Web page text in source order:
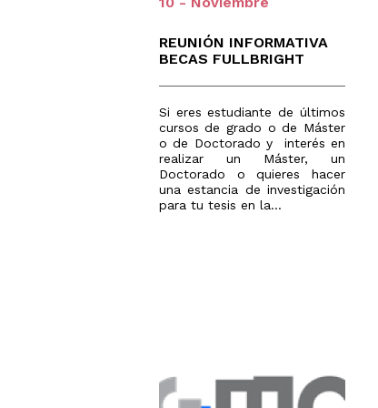
de
Tarjetas
PAU
REUNIÓN INFORMATIVA
BECAS FULLBRIGHT
Si eres estudiante de últimos
cursos de grado o de Máster
o de Doctorado y interés en
realizar un Máster, un
Doctorado o quieres hacer
una estancia de investigación
para tu tesis en la...